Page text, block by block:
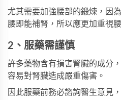
尤其需要加強腰部的鍛煉，因
腰即能補腎，所以應更加重視
2、服藥需謹慎
許多藥物含有損害腎臟的成分
容易對腎臟造成嚴重傷害。
因此服藥前務必諮詢醫生意見